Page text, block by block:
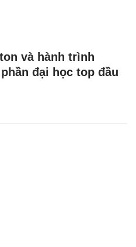
và hành trình
đại học top đầu